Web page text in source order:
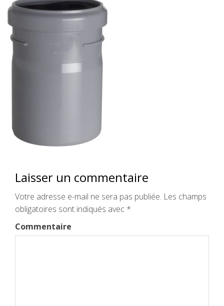
Laisser un commentaire
Votre adresse e-mail ne sera pas publiée. Les champs
obligatoires sont indiqués avec *
Commentaire